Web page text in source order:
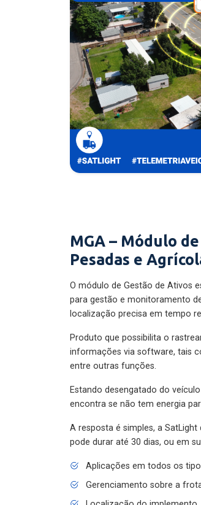
MGA – Módulo
Pesadas e
O módulo de Gestão de Ativos
para gestão e monitoramento
localização precisa em tempo
Produto que possibilita o
informações via software, tais
entre outras funções.
Estando desengatado do
encontra se não tem energia
A resposta é simples, a
pode durar até 30 dias, ou em
Aplicações em todos os
Gerenciamento sobre a
Localização do implemento